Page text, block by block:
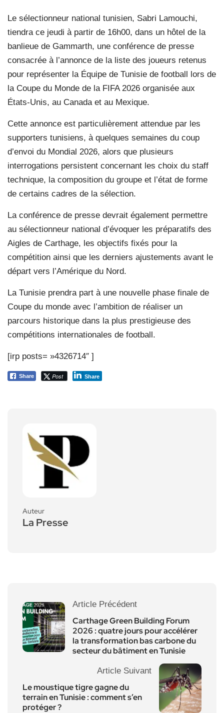
Le sélectionneur national tunisien, Sabri Lamouchi,
tiendra ce jeudi à partir de 16h00, dans un hôtel de la
banlieue de Gammarth, une conférence de presse
consacrée à l’annonce de la liste des joueurs retenus
pour représenter la Équipe de Tunisie de football lors de
la Coupe du Monde de la FIFA 2026 organisée aux
États-Unis, au Canada et au Mexique.
Cette annonce est particulièrement attendue par les
supporters tunisiens, à quelques semaines du coup
d’envoi du Mondial 2026, alors que plusieurs
interrogations persistent concernant les choix du staff
technique, la composition du groupe et l’état de forme
de certains cadres de la sélection.
La conférence de presse devrait également permettre
au sélectionneur national d’évoquer les préparatifs des
Aigles de Carthage, les objectifs fixés pour la
compétition ainsi que les derniers ajustements avant le
départ vers l’Amérique du Nord.
La Tunisie prendra part à une nouvelle phase finale de
Coupe du monde avec l’ambition de réaliser un
parcours historique dans la plus prestigieuse des
compétitions internationales de football.
[irp posts= »4326714″ ]
Share Post Share
Auteur
La Presse
Article Précédent
Carthage Green Building Forum
2026 : quatre jours pour accélérer
la transformation bas carbone du
secteur du bâtiment en Tunisie
Article Suivant
Le moustique tigre gagne du
terrain en Tunisie : comment s’en
protéger ?